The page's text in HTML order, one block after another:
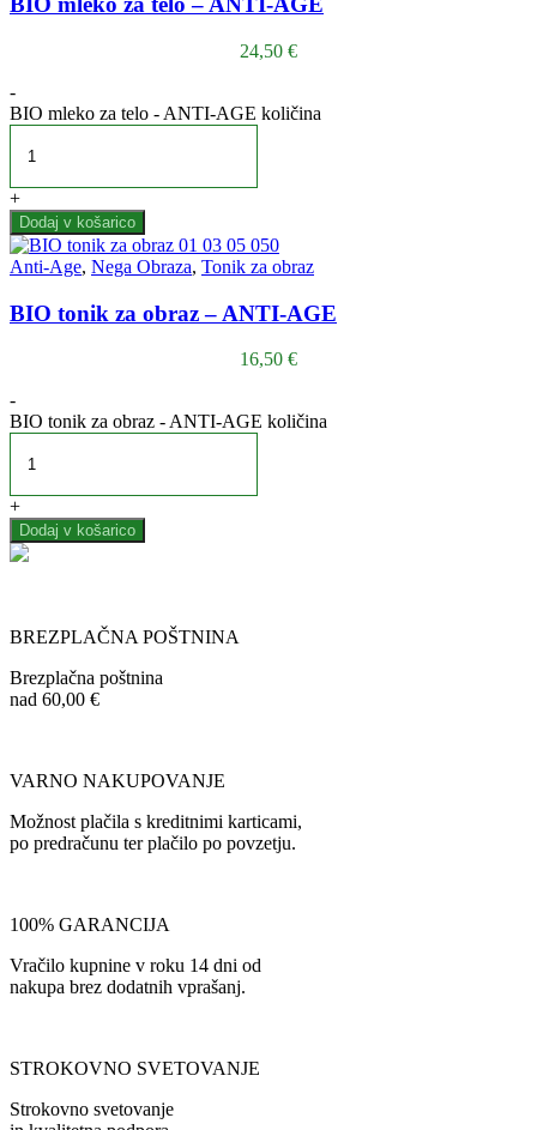
24,50 €
-
BIO mleko za telo - ANTI-AGE količina
+
Dodaj v košarico
Anti-Age, Nega Obraza, Tonik za obraz
BIO tonik za obraz – ANTI-AGE
16,50 €
-
BIO tonik za obraz - ANTI-AGE količina
+
Dodaj v košarico
BREZPLAČNA POŠTNINA
Brezplačna poštnina
nad 60,00 €
VARNO NAKUPOVANJE
Možnost plačila s kreditnimi karticami,
po predračunu ter plačilo po povzetju.
100% GARANCIJA
Vračilo kupnine v roku 14 dni od
nakupa brez dodatnih vprašanj.
STROKOVNO SVETOVANJE
Strokovno svetovanje